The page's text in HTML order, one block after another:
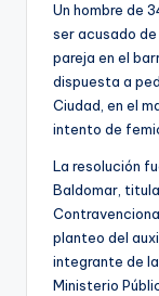
Un hombre de
ser acusado
pareja en el
dispuesta a
Ciudad, en el
intento de
La resolución
Baldomar,
planteo del
integrante de
Ministerio